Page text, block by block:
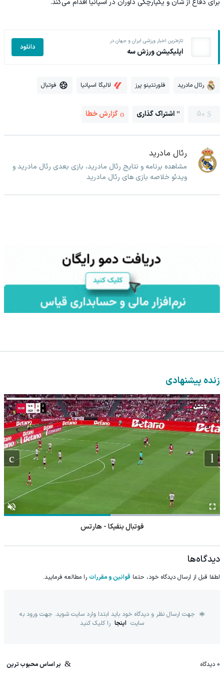
تازه‌ترین اخبار ورزشی ایران و جهان در
اپلیکیشن ورزش سه دانلود
رئال مادرید فلورنتینو پرز لالیگا اسپانیا فوتبال
50 اشتراک گذاری گزارش خطا
رئال مادرید
مشاهده برنامه و نتایج رئال مادرید، بازی بعدی رئال مادرید و
ویدئو خلاصه بازی های رئال مادرید
زنده پیشنهادی
فوتبال بنفیکا - هارتس
دیدگاه‌ها
لطفا قبل از ارسال دیدگاه خود، حتما قوانین و مقررات را مطالعه فرمایید.
جهت ارسال نظر و دیدگاه خود باید ابتدا وارد سایت شوید. جهت ورود به
سایت اینجا را کلیک کنید
0 دیدگاه بر اساس محبوب ترین